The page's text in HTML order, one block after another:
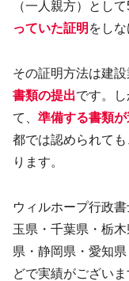
（一人親方）とし
っていた証明 をしな
その証明方法は建
書類の提出です。
て、 準備する書類が
都では認められて
ります。
ウィルホープ行政
玉県・千葉県・栃
県・静岡県・愛知
どで実績がございま